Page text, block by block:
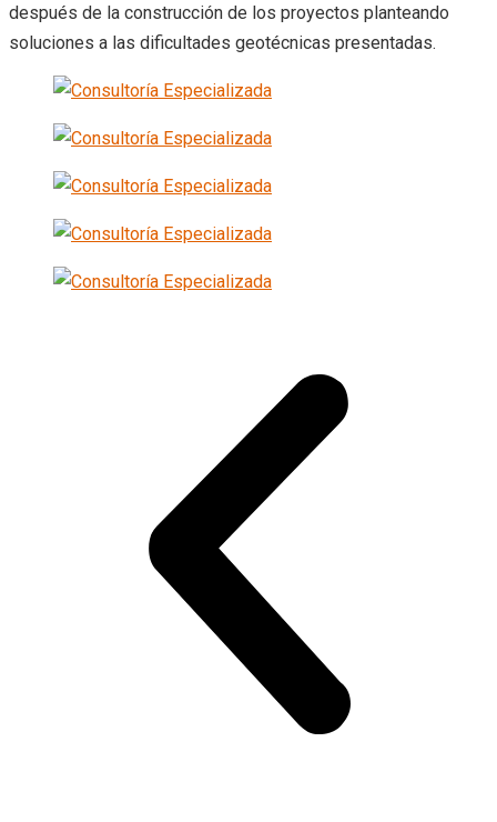
después de la construcción de los proyectos planteando
soluciones a las dificultades geotécnicas presentadas.